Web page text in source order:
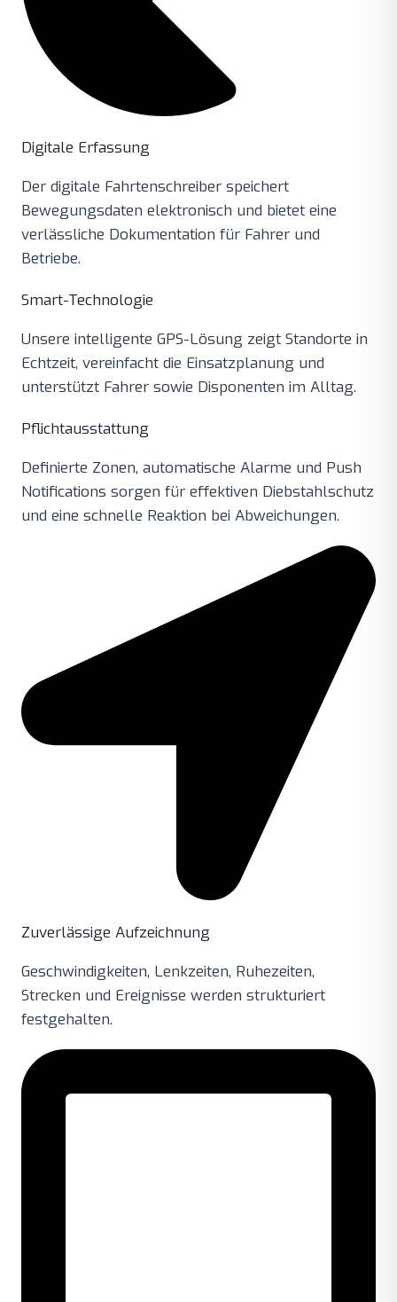
Digitale Erfassung
Der digitale Fahrtenschreiber speichert
Bewegungsdaten elektronisch und bietet eine
verlässliche Dokumentation für Fahrer und
Betriebe.
Smart-Technologie
Unsere intelligente GPS-Lösung zeigt Standorte in
Echtzeit, vereinfacht die Einsatzplanung und
unterstützt Fahrer sowie Disponenten im Alltag.
Pflichtausstattung
Definierte Zonen, automatische Alarme und Push
Notifications sorgen für effektiven Diebstahlschutz
und eine schnelle Reaktion bei Abweichungen.
Zuverlässige Aufzeichnung
Geschwindigkeiten, Lenkzeiten, Ruhezeiten,
Strecken und Ereignisse werden strukturiert
festgehalten.